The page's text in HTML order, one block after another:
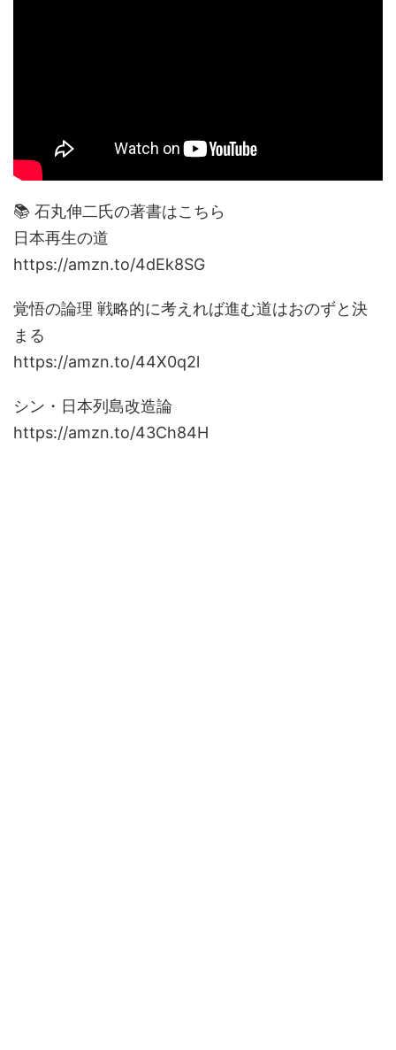
📚 石丸伸二氏の著書はこちら
日本再生の道
https://amzn.to/4dEk8SG
覚悟の論理 戦略的に考えれば進む道はおのずと決
まる
https://amzn.to/44X0q2l
シン・日本列島改造論
https://amzn.to/43Ch84H